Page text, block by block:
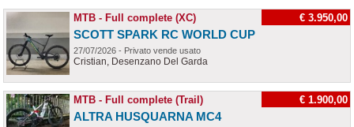
MTB - Full complete (XC) € 3.950,00
SCOTT SPARK RC WORLD CUP
27/07/2026 - Privato vende usato
Cristian, Desenzano Del Garda
MTB - Full complete (Trail) € 1.900,00
ALTRA HUSQUARNA MC4